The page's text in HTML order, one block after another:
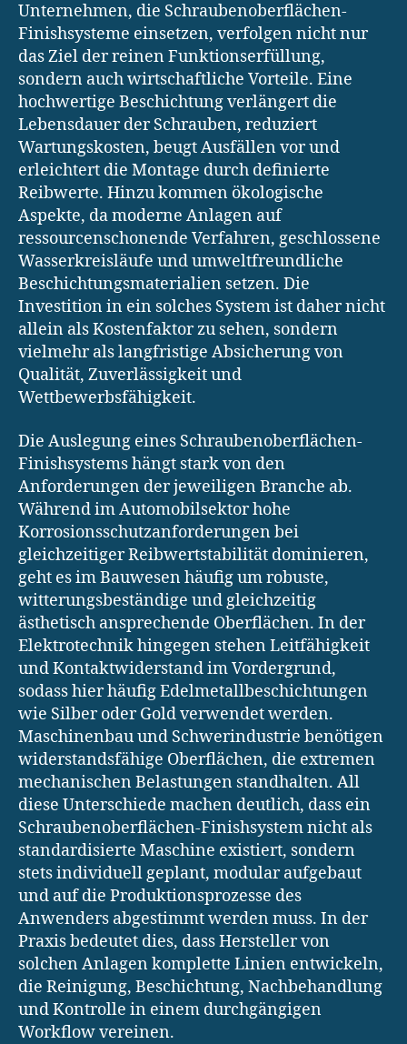
Unternehmen, die Schraubenoberflächen-
Finishsysteme einsetzen, verfolgen nicht nur
das Ziel der reinen Funktionserfüllung,
sondern auch wirtschaftliche Vorteile. Eine
hochwertige Beschichtung verlängert die
Lebensdauer der Schrauben, reduziert
Wartungskosten, beugt Ausfällen vor und
erleichtert die Montage durch definierte
Reibwerte. Hinzu kommen ökologische
Aspekte, da moderne Anlagen auf
ressourcenschonende Verfahren, geschlossene
Wasserkreisläufe und umweltfreundliche
Beschichtungsmaterialien setzen. Die
Investition in ein solches System ist daher nicht
allein als Kostenfaktor zu sehen, sondern
vielmehr als langfristige Absicherung von
Qualität, Zuverlässigkeit und
Wettbewerbsfähigkeit.
Die Auslegung eines Schraubenoberflächen-
Finishsystems hängt stark von den
Anforderungen der jeweiligen Branche ab.
Während im Automobilsektor hohe
Korrosionsschutzanforderungen bei
gleichzeitiger Reibwertstabilität dominieren,
geht es im Bauwesen häufig um robuste,
witterungsbeständige und gleichzeitig
ästhetisch ansprechende Oberflächen. In der
Elektrotechnik hingegen stehen Leitfähigkeit
und Kontaktwiderstand im Vordergrund,
sodass hier häufig Edelmetallbeschichtungen
wie Silber oder Gold verwendet werden.
Maschinenbau und Schwerindustrie benötigen
widerstandsfähige Oberflächen, die extremen
mechanischen Belastungen standhalten. All
diese Unterschiede machen deutlich, dass ein
Schraubenoberflächen-Finishsystem nicht als
standardisierte Maschine existiert, sondern
stets individuell geplant, modular aufgebaut
und auf die Produktionsprozesse des
Anwenders abgestimmt werden muss. In der
Praxis bedeutet dies, dass Hersteller von
solchen Anlagen komplette Linien entwickeln,
die Reinigung, Beschichtung, Nachbehandlung
und Kontrolle in einem durchgängigen
Workflow vereinen.